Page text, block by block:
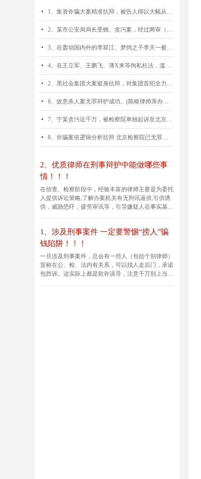
넷 1、集资诈骗大案精准抗辩，被告人得以大幅从宽。(陈枢律师亲办案件)
넷 2、某市公安局局长受贿、贪污案，经过两审（包括重审）,公诉机关指控的24起犯罪事实有23起被陈枢律师予以推翻。(陈枢律师亲办案件)
넷 3、在轰动国内外的李双江、梦鸽之子李天一被控强奸（轮奸）案中担任李天一首席辩护律师。(陈枢律师亲办案件)
넷 4、在王立军、王鹏飞、薄X来等徇私枉法，滥用职权包庇薄谷开来故意杀害英国人尼尔.伍德案中担任王鹏飞主辩律师，深获好评。(陈枢律师亲办案件)
넷 2、黑社会集团大案挺身抗辩，对集团首犯全力维权。(陈枢律师亲办案件)
넷 6、故意杀人案无罪辩护成功。(陈枢律师亲办案件)
넷 7、宁某贪污近千万，被检察院单独起诉至北京某中级法院，拟求刑无期以上，经陈律师运用控、辩、审三方协商交换的诉讼策略，最后被告人仅被判刑五年。(陈枢律师亲办案件)
넷 8、诈骗案依逻辑分析抗辩 北京检察院已无罪释放(陈枢律师亲办案件)
2、优质律师在刑事辩护中能做哪些事
情！！！
在侦查、检察阶段中，经验丰富的律师主要是为委托
人提供诉讼策略,了解办案机关有无刑讯逼供,引供诱
供，威胁恐吓，疲劳审讯等，引导嫌疑人在事实基础
案情，核对各类证据真伪，引导嫌疑人找出对自己有
利的证据或证据线索，由承办律师予以搜集或申请办
见，与委托人确定重要辩护观点以及出庭辩护策略等
等。
审判阶段有经验敢担当的律师要当庭代理嫌疑人
举证质证，反驳伪证或不实证据，否定办案机关缺乏
1、涉及刑事案件 一定要警惕“捞人”骗
钱陷阱！！！
一旦涉及刑事案件，总会有一些人（包括个别律师）
宣称在公、检、法内有关系，可以找人走后门，承诺
包胜诉。这实际上都是欺诈误导，注意千万别上当。